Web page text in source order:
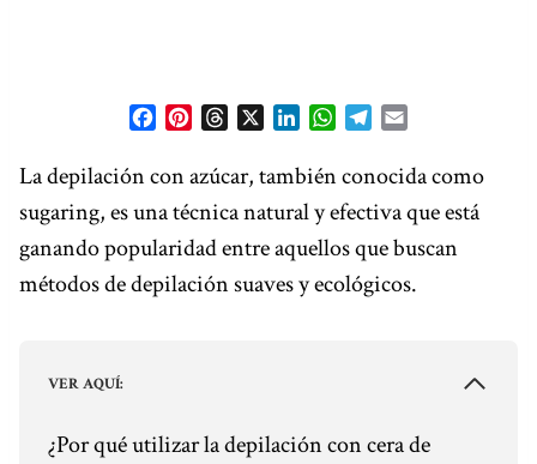
c
b
o
o
k
n
e
r
e
r
a
d
n
k
e
d
I
n
W
a
s
A
p
l
g
r
a
m
a
l
La depilación con azúcar, también conocida como
sugaring, es una técnica natural y efectiva que está
ganando popularidad entre aquellos que buscan
métodos de depilación suaves y ecológicos.
VER AQUÍ:
¿Por qué utilizar la depilación con cera de